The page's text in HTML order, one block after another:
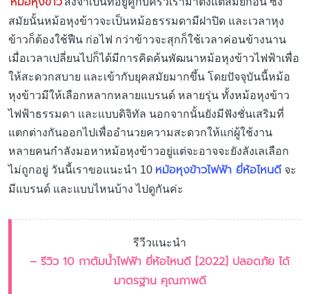
สมัยนั้นหม้อหุงข้าวจะเป็นหม้อธรรมดามีฝาปิด และเวลาหุง
ข้าวก็ต้องใช้ฟืน ก่อไฟ กว่าข้าวจะสุกก็ใช้เวลาค่อนข้างนาน
เมื่อเวลาเปลี่ยนไปก็ได้มีการคิดค้นพัฒนาหม้อหุงข้าวไฟฟ้าเพื่อ
ให้สะดวกสบาย และเข้ากับยุคสมัยมากขึ้น โดยปัจจุบันนี้หม้อ
หุงข้าวมีให้เลือกหลากหลายแบรนด์ หลายรุ่น ทั้งหม้อหุงข้าว
ไฟฟ้าธรรมดา และแบบดิจิทัล นอกจากนั้นยังมีฟังชั่นเสริมที่
แตกต่างกันออกไปเพื่ออำนวยความสะดวกให้แก่ผู้ใช้งาน
หลายคนกำลังมอหาหม้อหุงข้าวอยู่แต่จะอาจจะยังลังเลเลือก
ไม่ถูกอยู่ วันนี้เราขอแนะนำ 10 หม้อหุงข้าวไฟฟ้า ยี่ห้อไหนดี จะ
มีแบรนด์ และแบบไหนบ้าง ไปดูกันค่ะ
รีวีวแนะนำ
– รีวิว 10 กาต้มน้ำไฟฟ้า ยี่ห้อไหนดี [2022] ปลอดภัย ได้
มาตรฐาน คุณภาพดี